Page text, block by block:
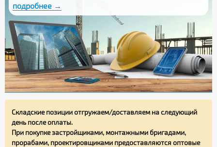
подробнее →
Складские позиции отгружаем/доставляем на следующий
день после оплаты.
При покупке застройщиками, монтажными бригадами,
прорабами, проектировщиками предоставляются оптовые